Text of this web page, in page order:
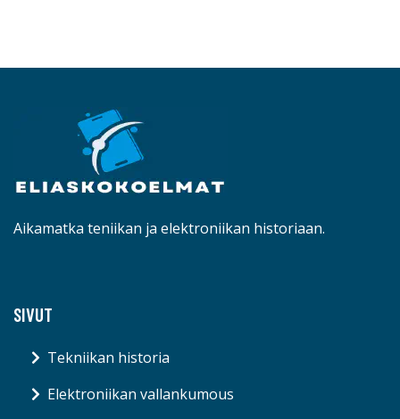
Aikamatka teniikan ja elektroniikan historiaan.
SIVUT
Tekniikan historia
Elektroniikan vallankumous